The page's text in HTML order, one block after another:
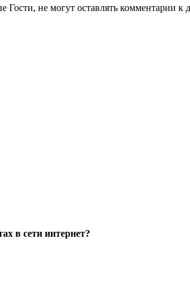
Гости, не могут оставлять комментарии к
в сети интернет?